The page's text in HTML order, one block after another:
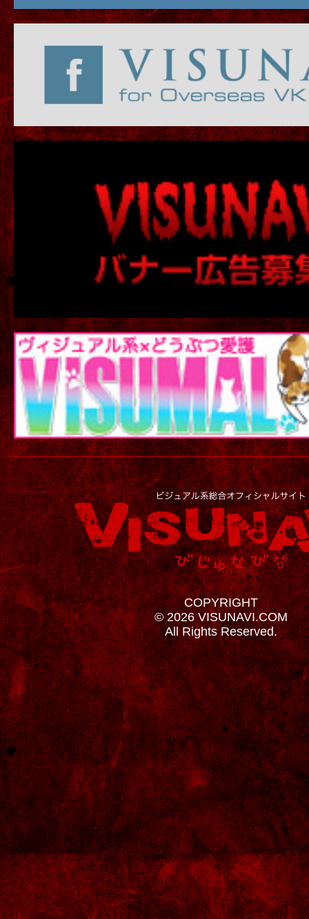
COPYRIGHT
© 2026 VISUNAVI.COM
All Rights Reserved.